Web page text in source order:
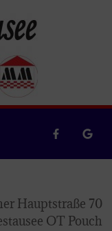
Hauptstraße 70
OT Pouch